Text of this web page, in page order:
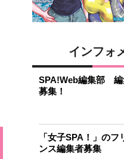
インフォ
SPA!Web編集部 編
募集！
「女子SPA！」のフ
ンス編集者募集